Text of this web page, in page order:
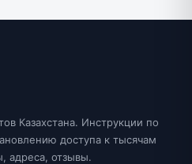
Казахстана. Инструкции по
доступа к тысячам
адреса, отзывы.